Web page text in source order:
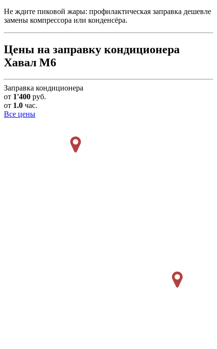
Не ждите пиковой жары: профилактическая заправка дешевле
замены компрессора или конденсёра.
Цены на заправку кондиционера
Хавал М6
Заправка кондиционера
от 1'400 руб.
от 1.0 час.
Все цены